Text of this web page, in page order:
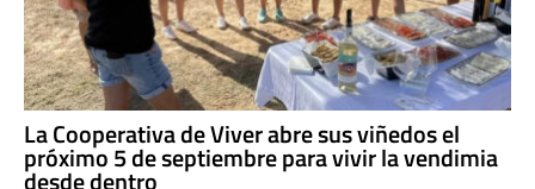
La Cooperativa de Viver abre sus viñedos el
próximo 5 de septiembre para vivir la vendimia
desde dentro